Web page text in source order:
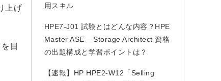
上げ
目
用スキル
HPE7-J01 試験とはどんな内容？HPE
Master ASE – Storage Architect 資格
の出題構成と学習ポイントは？
【速報】HP HPE2-W12「Selling